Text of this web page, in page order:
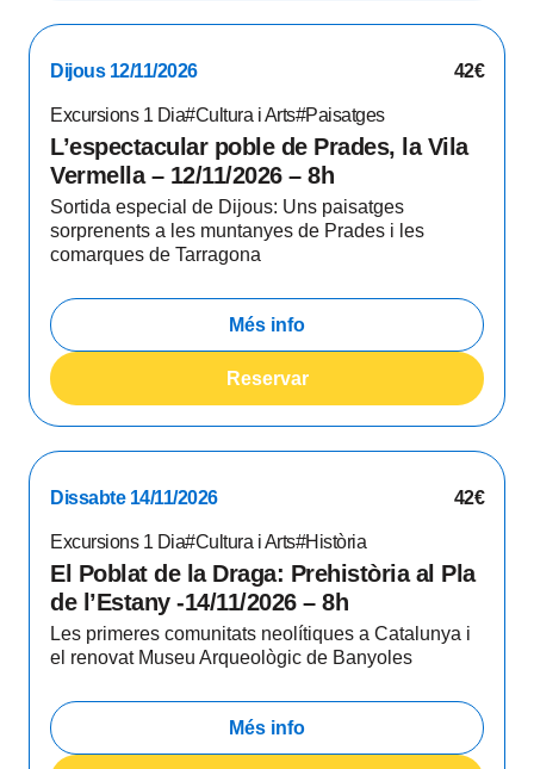
Dijous 12/11/2026 42€
Excursions 1 Dia#Cultura i Arts#Paisatges
L’espectacular poble de Prades, la Vila
Vermella – 12/11/2026 – 8h
Sortida especial de Dijous: Uns paisatges
sorprenents a les muntanyes de Prades i les
comarques de Tarragona
Més info
Reservar
Dissabte 14/11/2026 42€
Excursions 1 Dia#Cultura i Arts#Història
El Poblat de la Draga: Prehistòria al Pla
de l’Estany -14/11/2026 – 8h
Les primeres comunitats neolítiques a Catalunya i
el renovat Museu Arqueològic de Banyoles
Més info